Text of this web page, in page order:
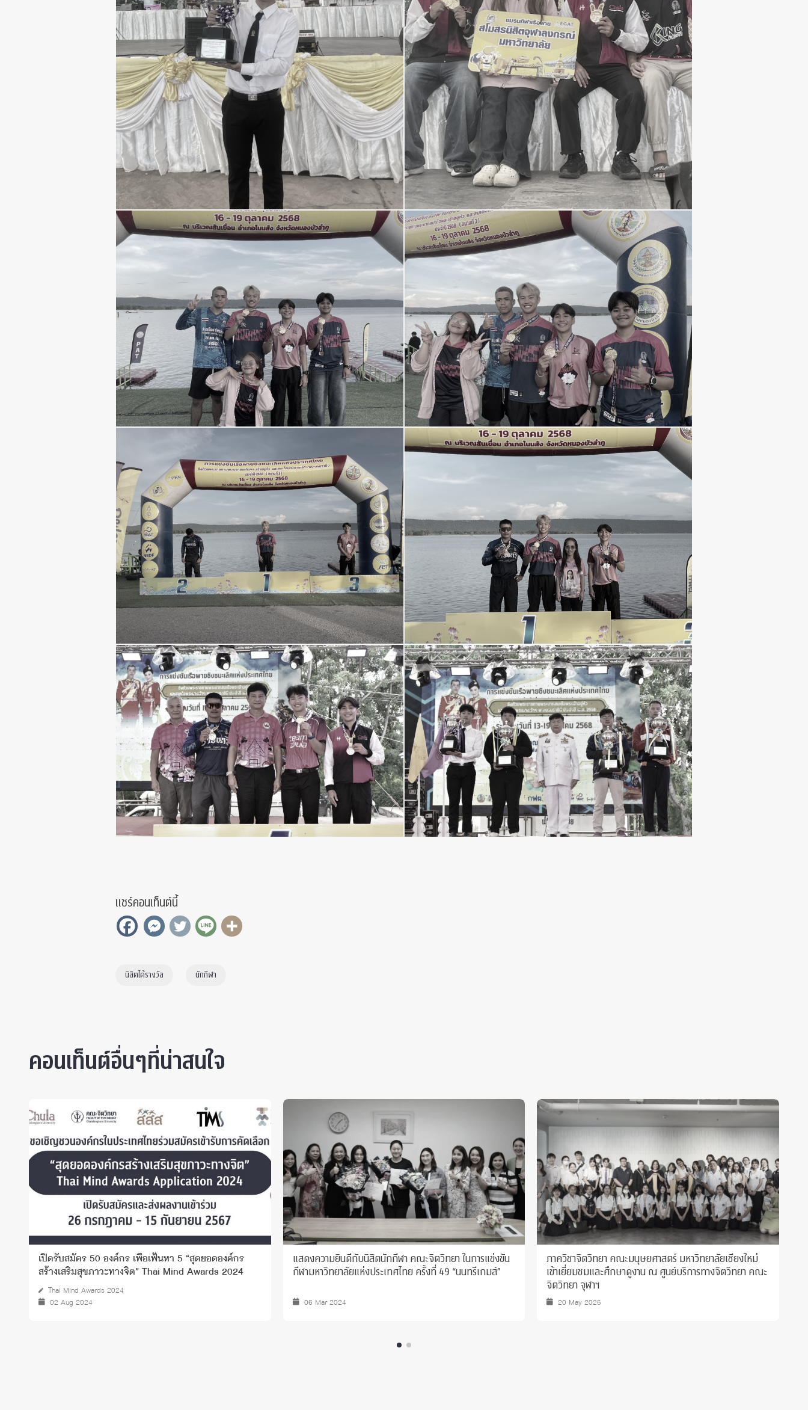
แชร์คอนเท็นต์นี้
นิสิตได้รางวัล นักกีฬา
คอนเท็นต์อื่นๆที่น่าสนใจ
เปิดรับสมัคร 50 องค์กร เพื่อเฟ้นหา 5 “สุดยอดองค์กร
สร้างเสริมสุขภาวะทางจิต” Thai Mind Awards 2024
Thai Mind Awards 2024
02 Aug 2024
แสดงความยินดีกับนิสิตนักกีฬา คณะจิตวิทยา ในการแข่งขัน
กีฬามหาวิทยาลัยแห่งประเทศไทย ครั้งที่ 49 “นนทรีเกมส์”
06 Mar 2024
ภาควิชาจิตวิทยา คณะมนุษยศาสตร์ มหาวิทยาลัยเชียงใหม่
เข้าเยี่ยมชมและศึกษาดูงาน ณ ศูนย์บริการทางจิตวิทยา คณะ
จิตวิทยา จุฬาฯ
20 May 2025